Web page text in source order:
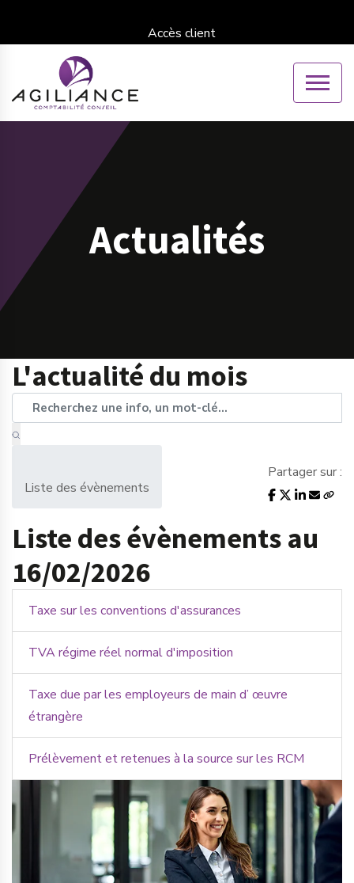
Accès client
Actualités
L'actualité du mois
Liste des évènements
Partager sur :
Liste des évènements au
16/02/2026
Taxe sur les conventions d'assurances
TVA régime réel normal d'imposition
Taxe due par les employeurs de main d’ œuvre
étrangère
Prélèvement et retenues à la source sur les RCM